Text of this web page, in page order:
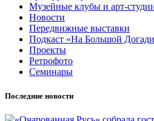
Музейные клубы и арт-
Новости
Передвижные выставки
Подкаст «На Большой
Проекты
Ретрофото
Семинары
Последние новости